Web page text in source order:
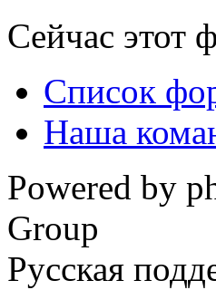
Сейчас этот
Список
Наша
Powered by
Group
Русская